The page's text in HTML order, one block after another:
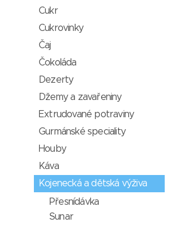
Cukr
Cukrovinky
Čaj
Čokoláda
Dezerty
Džemy a zavařeniny
Extrudované potraviny
Gurmánské speciality
Houby
Káva
Kojenecká a dětská výživa
Přesnídávka
Sunar